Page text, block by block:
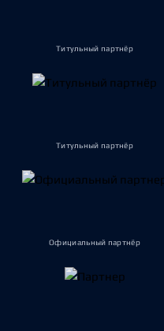
Титульный партнёр
Титульный партнёр
Официальный партнёр